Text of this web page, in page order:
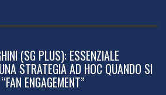
(SG PLUS): ESSENZIALE
STRATEGIA AD HOC QUANDO SI
ENGAGEMENT”